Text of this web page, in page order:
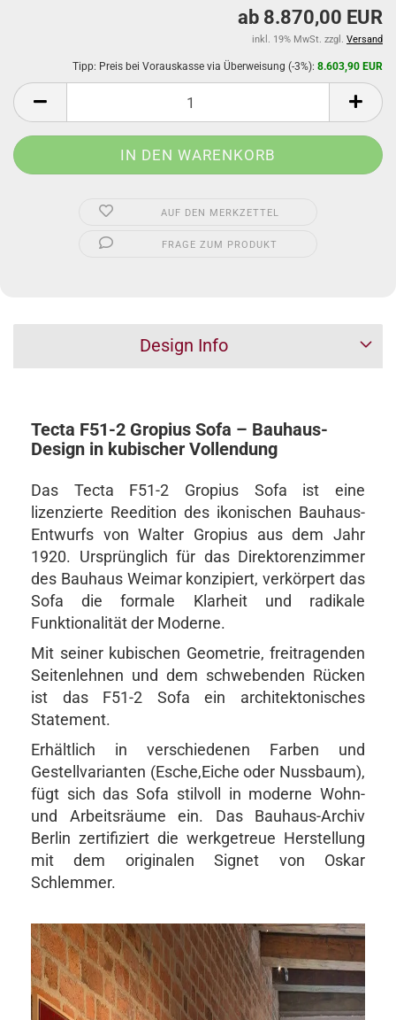
ab 8.870,00 EUR
inkl. 19% MwSt. zzgl. Versand
Tipp: Preis bei Vorauskasse via Überweisung (-3%): 8.603,90 EUR
AUF DEN MERKZETTEL
FRAGE ZUM PRODUKT
Design Info
Tecta F51-2 Gropius Sofa – Bauhaus-
Design in kubischer Vollendung
Das Tecta F51-2 Gropius Sofa ist eine
lizenzierte Reedition des ikonischen Bauhaus-
Entwurfs von Walter Gropius aus dem Jahr
1920. Ursprünglich für das Direktorenzimmer
des Bauhaus Weimar konzipiert, verkörpert das
Sofa die formale Klarheit und radikale
Funktionalität der Moderne.
Mit seiner kubischen Geometrie, freitragenden
Seitenlehnen und dem schwebenden Rücken
ist das F51-2 Sofa ein architektonisches
Statement.
Erhältlich in verschiedenen Farben und
Gestellvarianten (Esche,Eiche oder Nussbaum),
fügt sich das Sofa stilvoll in moderne Wohn-
und Arbeitsräume ein. Das Bauhaus-Archiv
Berlin zertifiziert die werkgetreue Herstellung
mit dem originalen Signet von Oskar
Schlemmer.